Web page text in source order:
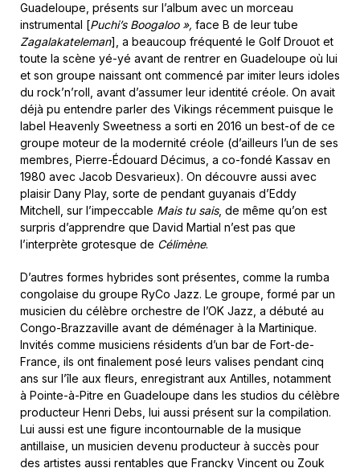
Guadeloupe, présents sur l’album avec un morceau
instrumental [Puchi’s Boogaloo », face B de leur tube
Zagalakateleman], a beaucoup fréquenté le Golf Drouot et
toute la scène yé-yé avant de rentrer en Guadeloupe où lui
et son groupe naissant ont commencé par imiter leurs idoles
du rock’n’roll, avant d’assumer leur identité créole. On avait
déjà pu entendre parler des Vikings récemment puisque le
label Heavenly Sweetness a sorti en 2016 un best-of de ce
groupe moteur de la modernité créole (d’ailleurs l’un de ses
membres, Pierre-Édouard Décimus, a co-fondé Kassav en
1980 avec Jacob Desvarieux). On découvre aussi avec
plaisir Dany Play, sorte de pendant guyanais d’Eddy
Mitchell, sur l’impeccable Mais tu sais, de même qu’on est
surpris d’apprendre que David Martial n’est pas que
l’interprète grotesque de Célimène.
D’autres formes hybrides sont présentes, comme la rumba
congolaise du groupe RyCo Jazz. Le groupe, formé par un
musicien du célèbre orchestre de l’OK Jazz, a débuté au
Congo-Brazzaville avant de déménager à la Martinique.
Invités comme musiciens résidents d’un bar de Fort-de-
France, ils ont finalement posé leurs valises pendant cinq
ans sur l’île aux fleurs, enregistrant aux Antilles, notamment
à Pointe-à-Pitre en Guadeloupe dans les studios du célèbre
producteur Henri Debs, lui aussi présent sur la compilation.
Lui aussi est une figure incontournable de la musique
antillaise, un musicien devenu producteur à succès pour
des artistes aussi rentables que Francky Vincent ou Zouk